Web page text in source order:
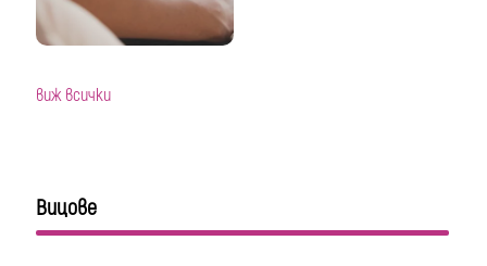
виж всички
Вицове